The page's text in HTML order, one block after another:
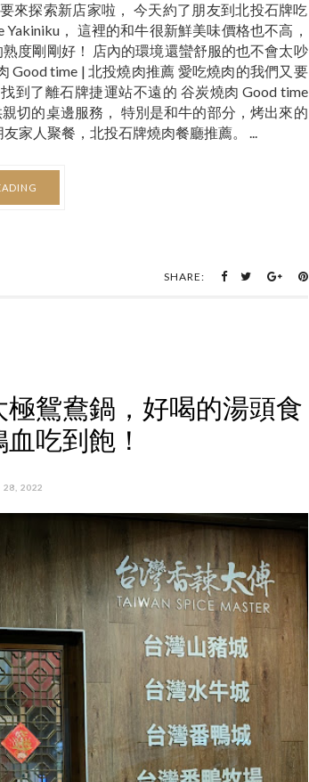
來探索新店家啦， 今天約了朋友到北投石牌吃
， 這裡的和牛很新鮮美味價格也不高，
度剛剛好！ 店內的環境還蠻舒服的也不會太吵
Good time | 北投燒肉推薦 愛吃燒肉的我們又要
到了離石牌捷運站不遠的 谷炭燒肉 Good time
切的桌邊服務， 特別是和牛的部分，烤出來的
家人聚餐，北投石牌燒肉餐廳推薦。 ...
SHARE:
鴛鴦鍋，好喝的湯頭食
吃到飽！
28, 2022